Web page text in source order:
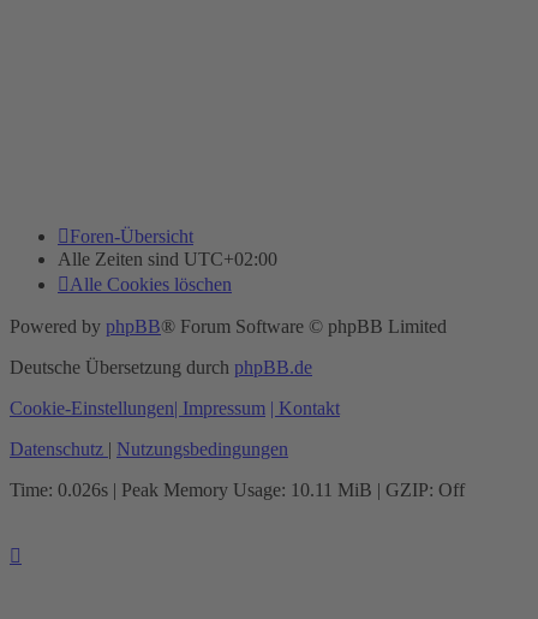
Foren-Übersicht
Alle Zeiten sind UTC+02:00
Alle Cookies löschen
Powered by phpBB® Forum Software © phpBB Limited
Deutsche Übersetzung durch phpBB.de
Cookie-Einstellungen| Impressum | Kontakt
Datenschutz | Nutzungsbedingungen
Time: 0.026s | Peak Memory Usage: 10.11 MiB | GZIP: Off